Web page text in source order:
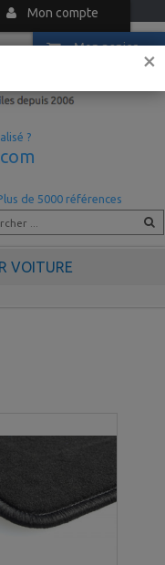
×
Mon compte
Mon panier
?
de 5000 références
VOITURE